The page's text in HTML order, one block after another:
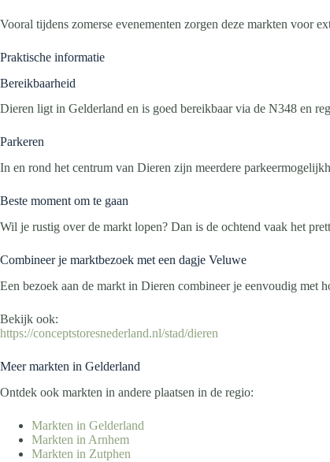
Vooral tijdens zomerse evenementen zorgen deze markten voor
Praktische informatie
Bereikbaarheid
Dieren ligt in Gelderland en is goed bereikbaar via de N348 en
Parkeren
In en rond het centrum van Dieren zijn meerdere
Beste moment om te gaan
Wil je rustig over de markt lopen? Dan is de ochtend vaak het
Combineer je marktbezoek met een dagje Veluwe
Een bezoek aan de markt in Dieren combineer je eenvoudig met
Bekijk ook:
https://conceptstoresnederland.nl/stad/dieren
Meer markten in Gelderland
Ontdek ook markten in andere plaatsen in de regio:
Markten in Gelderland
Markten in Arnhem
Markten in Zutphen